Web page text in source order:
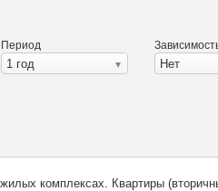
Период
1 год Нет
комплексах. Квартиры